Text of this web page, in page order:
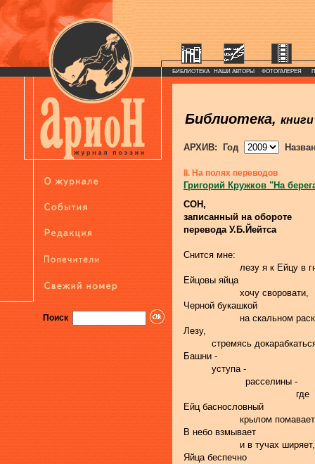
Поиск
БИБЛИОТЕКА НАШИ АВТОРЫ ФОТОГАЛЕРЕЯ
Библиотека, книги
АРХИВ: Год
II. На полях переводов
Григорий Кружков "На
СОН,
записанный на обороте
перевода У.Б.Йейтса
Снится мне:
лезу я к Ейцу в
Ейцовы яйца
                    хочу своровати,
Черной букашкой
на скальном
Лезу,
стремясь
Башни -
          уступа -
                      расселины -
                                        где
Ейц баснословный
крылом
В небо взмывает
                    и в тучах ширяет,
Яйца беспечно